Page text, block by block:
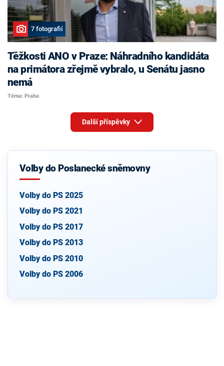
7 fotografií
Těžkosti ANO v Praze: Náhradního kandidáta
na primátora zřejmě vybralo, u Senátu jasno
nemá
Téma: Praha
Další příspěvky
Volby do Poslanecké sněmovny
Volby do PS 2025
Volby do PS 2021
Volby do PS 2017
Volby do PS 2013
Volby do PS 2010
Volby do PS 2006